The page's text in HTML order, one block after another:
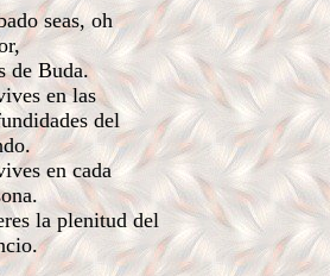
seas, oh
de Buda.
en las
del
en cada
la plenitud del